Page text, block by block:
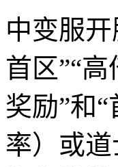
中变服
首区”“
奖励”和
率）或